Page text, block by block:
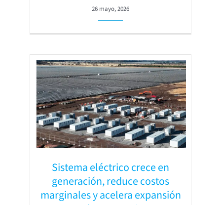
26 mayo, 2026
Sistema eléctrico crece en
generación, reduce costos
marginales y acelera expansión